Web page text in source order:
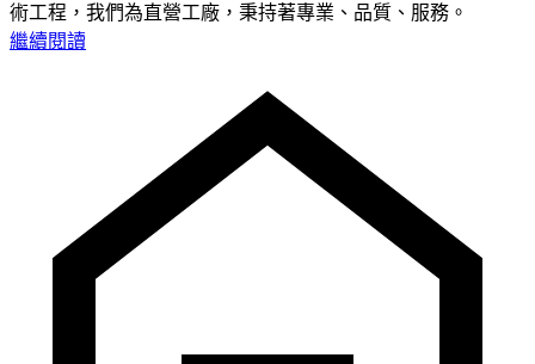
術工程，我們為直營工廠，秉持著專業、品質、服務。
繼續閱讀